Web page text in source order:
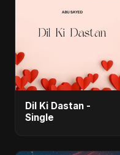
Dil Ki Dastan -
Single